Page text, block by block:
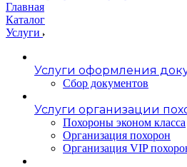
Главная
Каталог
Услуги
Услуги оформления
Сбор документов
Услуги организации
Похороны эконом класса
Организация похорон
Организация VIP